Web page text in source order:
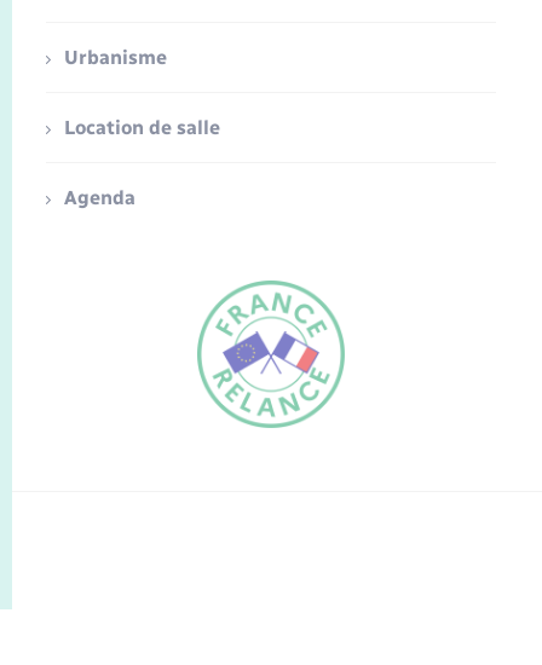
FR
Urbanisme
Location de salle
Agenda